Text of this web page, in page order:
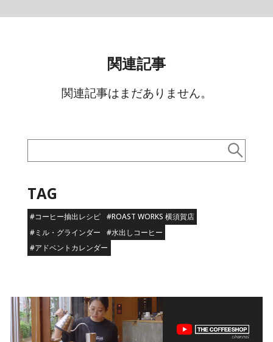
関連記事
関連記事はまだありません。
TAG
#コーヒー抽出レシピ #ROAST WORKS 横須賀店
#ミル・グラインダー
#水出しコーヒー
#アドベントカレンダー